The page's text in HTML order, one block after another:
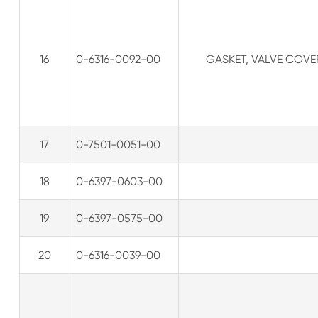
16 0-6316-0092-00 GASKET, VALVE
17 0-7501-0051-00
18 0-6397-0603-00
19 0-6397-0575-00
20 0-6316-0039-00